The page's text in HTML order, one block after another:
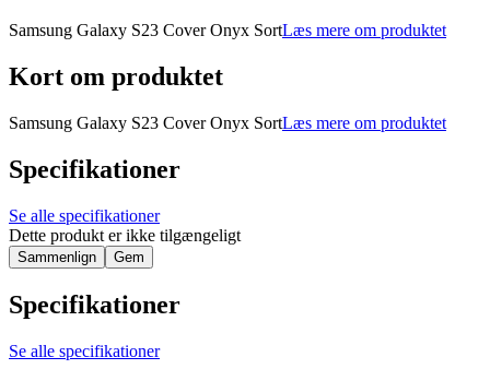
Samsung Galaxy S23 Cover Onyx SortLæs mere om produktet
Kort om produktet
Samsung Galaxy S23 Cover Onyx SortLæs mere om produktet
Specifikationer
Se alle specifikationer
Dette produkt er ikke tilgængeligt
Sammenlign Gem
Specifikationer
Se alle specifikationer